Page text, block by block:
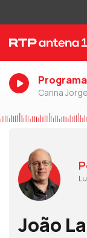
Carina
João